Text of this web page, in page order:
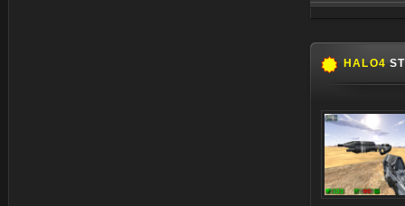
HALO4